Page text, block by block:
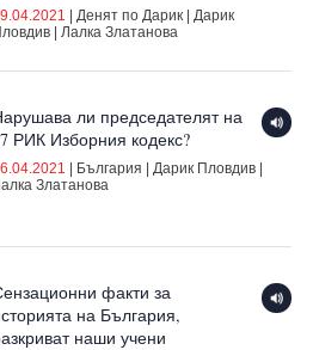
Денят по Дарик| Дарик
| Лалка Златанова
ли председателят на
РИК Изборния кодекс?
| България | Дарик Пловдив|
Златанова
факти за
на България,
наши учени